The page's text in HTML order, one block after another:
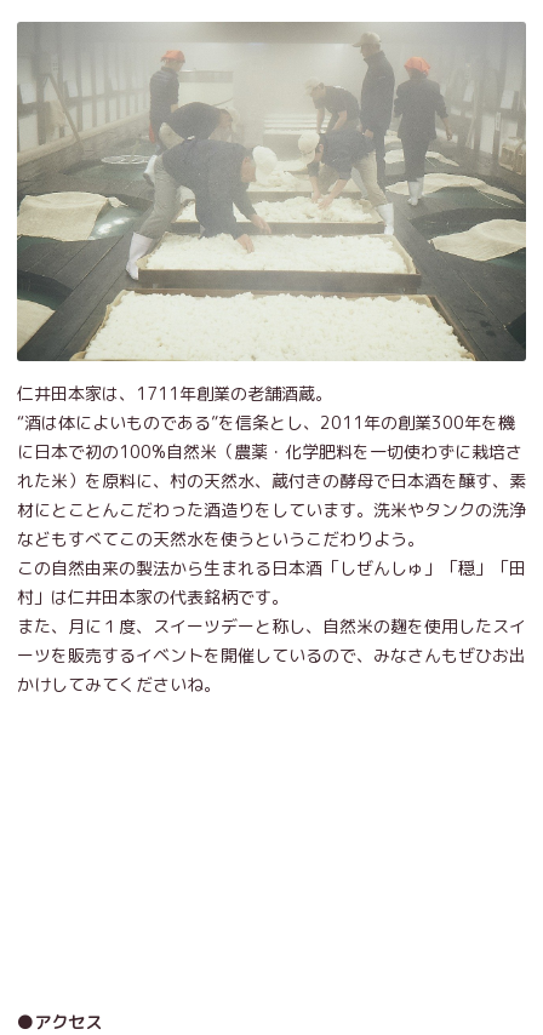
仁井田本家は、1711年創業の老舗酒蔵。
“酒は体によいものである”を信条とし、2011年の創業300年を機
に日本で初の100%自然米（農薬・化学肥料を一切使わずに栽培さ
れた米）を原料に、村の天然水、蔵付きの酵母で日本酒を醸す、素
材にとことんこだわった酒造りをしています。洗米やタンクの洗浄
などもすべてこの天然水を使うというこだわりよう。
この自然由来の製法から生まれる日本酒「しぜんしゅ」「穏」「田
村」は仁井田本家の代表銘柄です。
また、月に１度、スイーツデーと称し、自然米の麹を使用したスイ
ーツを販売するイベントを開催しているので、みなさんもぜひお出
かけしてみてくださいね。
●アクセス